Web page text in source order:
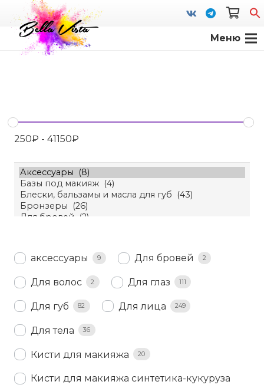
Меню
250₽ - 41150₽
аксессуары 9 Для бровей 2
Для волос 2 Для глаз 111
Для губ 82 Для лица 249
Для тела 36
Кисти для макияжа 20
Кисти для макияжа синтетика-кукуруза